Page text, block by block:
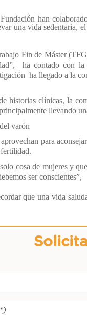
han
una vida sedentaria,
Fin de Máster
, ha contado con la
ha llegado a la
historias clínicas, la
llevando
varón
para
cosa de mujeres y
ser conscientes”,
que una vida